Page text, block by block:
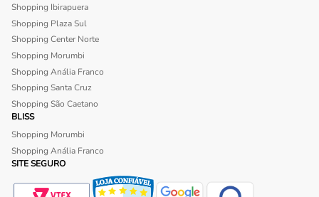
Shopping Ibirapuera
Shopping Plaza Sul
Shopping Center Norte
Shopping Morumbi
Shopping Anália Franco
Shopping Santa Cruz
Shopping São Caetano
BLISS
Shopping Morumbi
Shopping Anália Franco
SITE SEGURO